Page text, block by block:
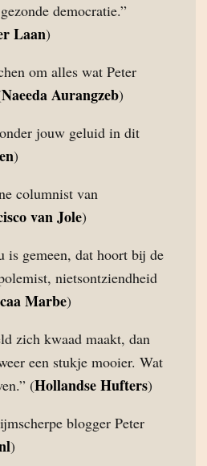
democratie.”
Laan)
om alles wat Peter
Naeeda Aurangzeb)
jouw geluid in dit
)
columnist van
van Jole)
is gemeen, dat hoort bij de
nietsontziendheid
Marbe)
zich kwaad maakt, dan
een stukje mooier. Wat
(Hollandse Hufters)
blogger Peter
)